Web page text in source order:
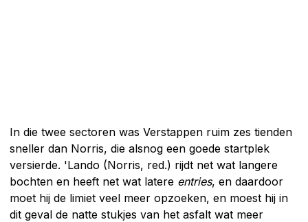
In die twee sectoren was Verstappen ruim zes tienden
sneller dan Norris, die alsnog een goede startplek
versierde. 'Lando (Norris, red.) rijdt net wat langere
bochten en heeft net wat latere entries, en daardoor
moet hij de limiet veel meer opzoeken, en moest hij in
dit geval de natte stukjes van het asfalt wat meer